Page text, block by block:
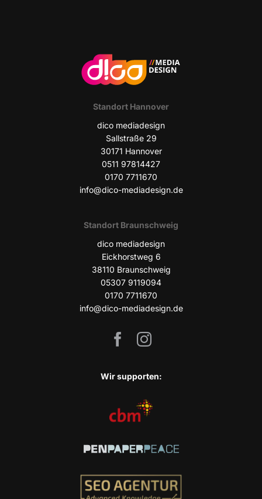
Stand­ort Hannover
dico media­de­sign
Sall­stra­ße 29
30171 Han­no­ver
0511 97814427
0170 7711670
info@dico-mediadesign.de
Stand­ort Braunschweig
dico media­de­sign
Eick­horst­weg 6
38110 Braun­schweig
05307 9119094
0170 7711670
info@dico-mediadesign.de
Wir sup­port­en: